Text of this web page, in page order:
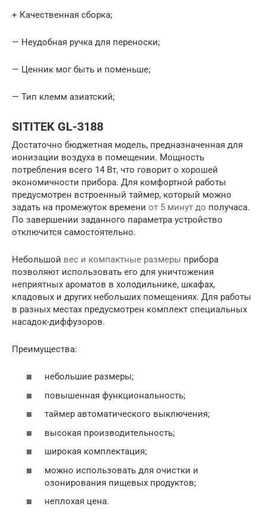
+ Качественная сборка;
— Неудобная ручка для переноски;
— Ценник мог быть и поменьше;
— Тип клемм азиатский;
SITITEK GL-3188
Достаточно бюджетная модель, предназначенная для
ионизации воздуха в помещении. Мощность
потребления всего 14 Вт, что говорит о хорошей
экономичности прибора. Для комфортной работы
предусмотрен встроенный таймер, который можно
задать на промежуток времени от 5 минут до получаса.
По завершении заданного параметра устройство
отключится самостоятельно.
Небольшой вес и компактные размеры прибора
позволяют использовать его для уничтожения
неприятных ароматов в холодильнике, шкафах,
кладовых и других небольших помещениях. Для работы
в разных местах предусмотрен комплект специальных
насадок-диффузоров.
Преимущества:
небольшие размеры;
повышенная функциональность;
таймер автоматического выключения;
высокая производительность;
широкая комплектация;
можно использовать для очистки и
озонирования пищевых продуктов;
неплохая цена.